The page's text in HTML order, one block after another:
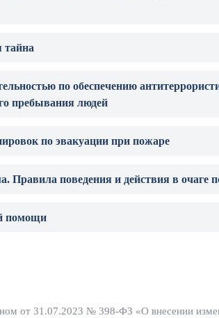
тайна
по обеспечению
пребывания людей
по эвакуации при пожаре
Правила поведения и действия в очаге
помощи
от 31.07.2023 № 398-ФЗ «О внесении